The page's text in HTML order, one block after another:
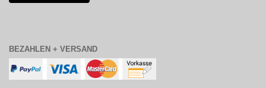
BEZAHLEN + VERSAND